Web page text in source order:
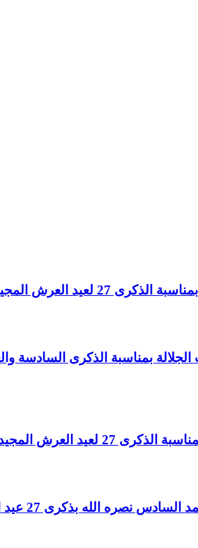
العرش المجيد.
الجلالة بمناسبة الذكرى
العرش المجيد
الله بذكرى 27 عيد العرش المجيد